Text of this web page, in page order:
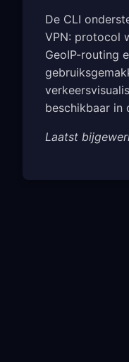
De CLI
VPN: protocol
GeoIP-routing
beschikbaar in
Laatst